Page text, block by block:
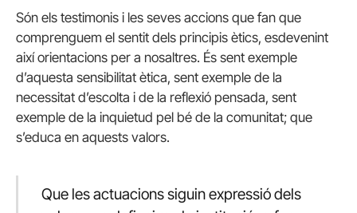
Són els testimonis i les seves accions que fan que
comprenguem el sentit dels principis ètics, esdevenint
així orientacions per a nosaltres. És sent exemple
d’aquesta sensibilitat ètica, sent exemple de la
necessitat d’escolta i de la reflexió pensada, sent
exemple de la inquietud pel bé de la comunitat; que
s’educa en aquests valors.
Que les actuacions siguin expressió dels